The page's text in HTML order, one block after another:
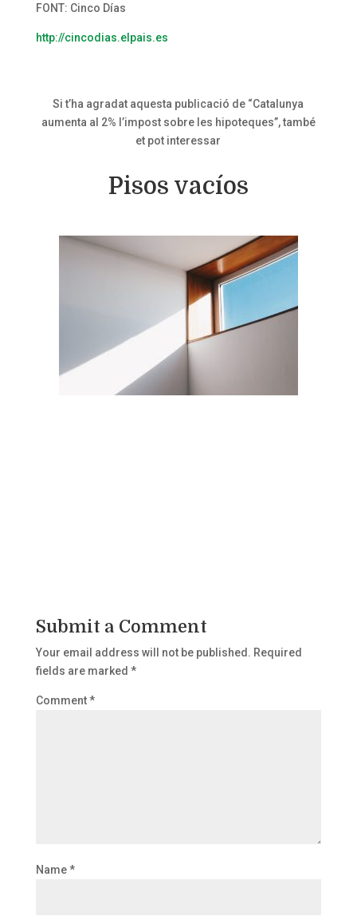
FONT: Cinco Días
http://cincodias.elpais.es
Si t’ha agradat aquesta publicació de “Catalunya
aumenta al 2% l’impost sobre les hipoteques”, també
et pot interessar
Pisos vacíos
Submit a Comment
Your email address will not be published. Required
fields are marked *
Comment*
Name*